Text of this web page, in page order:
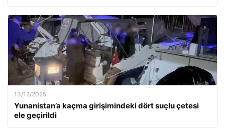
13/12/2025
Yunanistan’a kaçma girişimindeki dört suçlu çetesi
ele geçirildi